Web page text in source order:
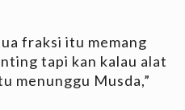
fraksi itu memang
tapi kan kalau alat
menunggu Musda,”